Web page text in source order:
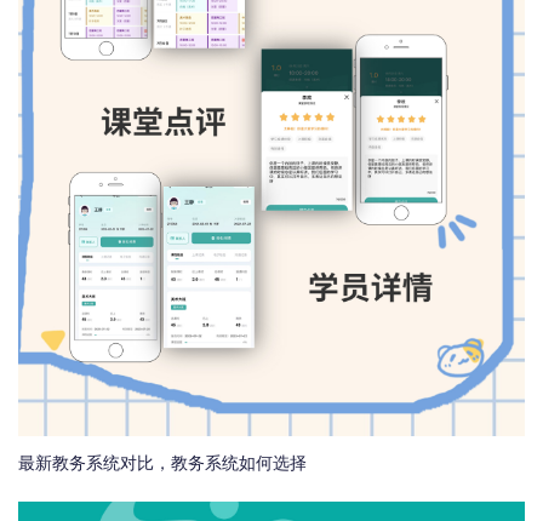
最新教务系统对比，教务系统如何选择